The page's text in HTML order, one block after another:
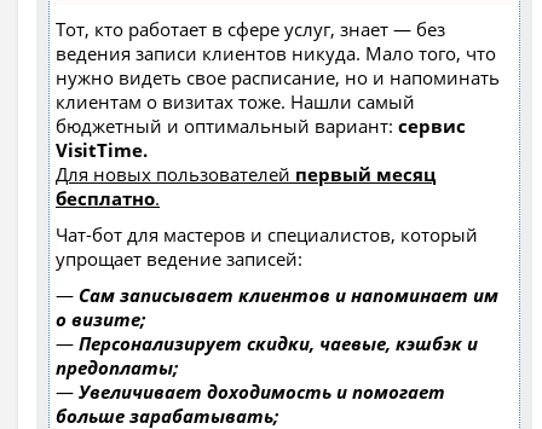
Тот, кто работает в сфере услуг, знает — без
ведения записи клиентов никуда. Мало того, что
нужно видеть свое расписание, но и напоминать
клиентам о визитах тоже. Нашли самый
бюджетный и оптимальный вариант: сервис
VisitTime.
Для новых пользователей первый месяц
бесплатно.
Чат-бот для мастеров и специалистов, который
упрощает ведение записей:
— Сам записывает клиентов и напоминает им
о визите;
— Персонализирует скидки, чаевые, кэшбэк и
предоплаты;
— Увеличивает доходимость и помогает
больше зарабатывать;